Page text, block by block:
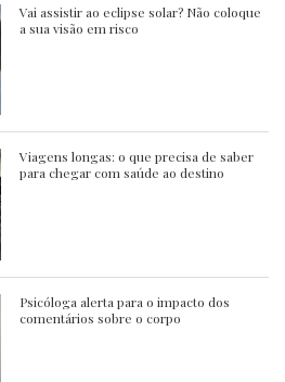
Vai assistir ao eclipse solar? Não coloque
a sua visão em risco
Viagens longas: o que precisa de saber
para chegar com saúde ao destino
Psicóloga alerta para o impacto dos
comentários sobre o corpo